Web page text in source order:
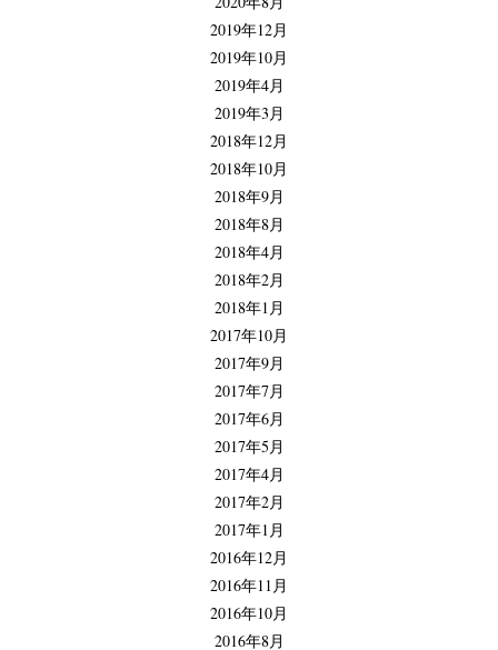
2019年12月
2019年10月
2019年4月
2019年3月
2018年12月
2018年10月
2018年9月
2018年8月
2018年4月
2018年2月
2018年1月
2017年10月
2017年9月
2017年7月
2017年6月
2017年5月
2017年4月
2017年2月
2017年1月
2016年12月
2016年11月
2016年10月
2016年8月